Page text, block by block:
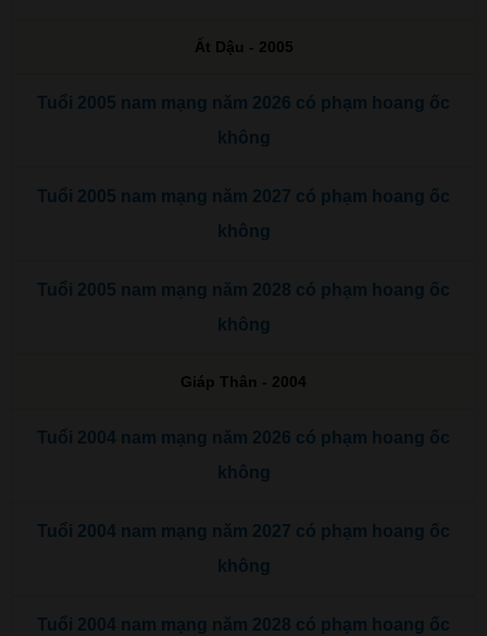
Ất Dậu - 2005
Tuổi 2005 nam mạng năm 2026 có phạm hoang ốc
không
Tuổi 2005 nam mạng năm 2027 có phạm hoang ốc
không
Tuổi 2005 nam mạng năm 2028 có phạm hoang ốc
không
Giáp Thân - 2004
Tuổi 2004 nam mạng năm 2026 có phạm hoang ốc
không
Tuổi 2004 nam mạng năm 2027 có phạm hoang ốc
không
Tuổi 2004 nam mạng năm 2028 có phạm hoang ốc